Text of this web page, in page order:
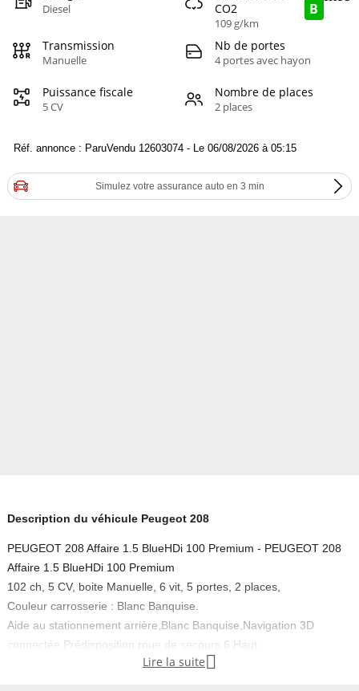
Diesel
CO2
109 g/km
B
Transmission
Manuelle
Nb de portes
4 portes avec hayon
Puissance fiscale
5 CV
Nombre de places
2 places
Réf. annonce : ParuVendu 12603074 - Le 06/08/2026 à 05:15
Simulez votre assurance auto en 3 min
Description du véhicule Peugeot 208
PEUGEOT 208 Affaire 1.5 BlueHDi 100 Premium - PEUGEOT 208
Affaire 1.5 BlueHDi 100 Premium
102 ch, 5 CV, boite Manuelle, 6 vit, 5 portes, 2 places,
Couleur carrosserie : Blanc Banquise.
Aide au stationnement arrière,Blanc Banquise,Navigation 3D
connectée,Prédisposition roue de secours,6 Haut
parleurs,ABS,Affichage tête haute,AFIL,Aide au freinage
Lire la suite 